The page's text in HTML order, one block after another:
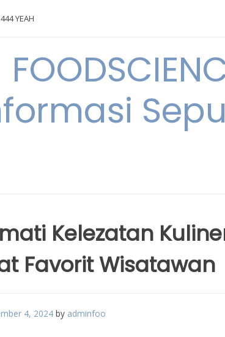
YEAH
Kelezatan
Favorit Wisatawan
4, 2024 by adminfoo